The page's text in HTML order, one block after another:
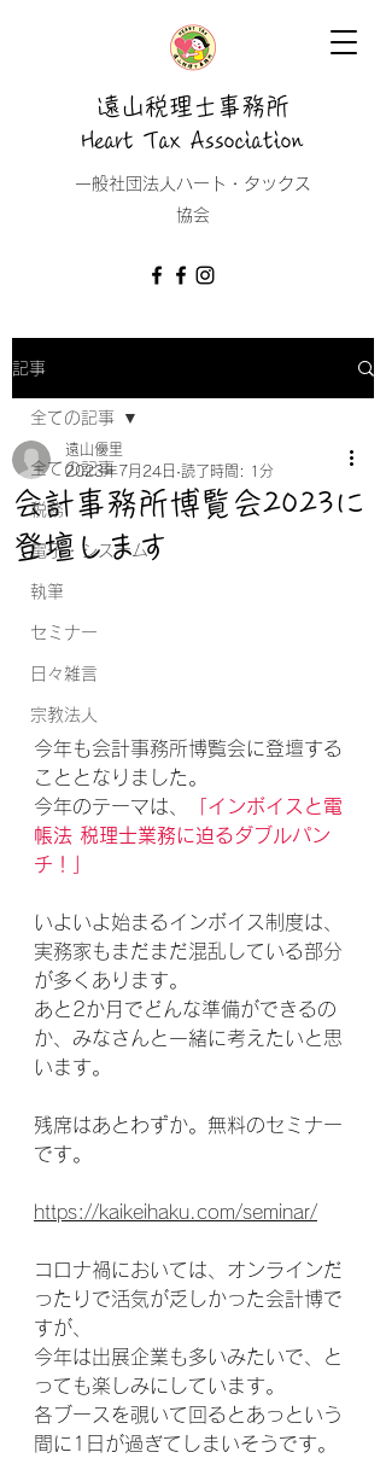
遠山税理士事務所
Heart Tax Association
​一般社団法人ハート・タックス
協会
記事
全ての記事
税務
電子・システム
執筆
セミナー
日々雑言
宗教法人
全ての記事
会計事務所博覧会2023に
登壇します
遠山優里
2023年7月24日 読了時間: 1分
今年も会計事務所博覧会に登壇する
こととなりました。
今年のテーマは、
「インボイスと電
帳法 税理士業務に迫るダブルパン
チ！」
いよいよ始まるインボイス制度は、
実務家もまだまだ混乱している部分
が多くあります。
あと2か月でどんな準備ができるの
か、みなさんと一緒に考えたいと思
います。
残席はあとわずか。無料のセミナー
です。
https://kaikeihaku.com/seminar/
コロナ禍においては、オンラインだ
ったりで活気が乏しかった会計博で
すが、
今年は出展企業も多いみたいで、と
っても楽しみにしています。
各ブースを覗いて回るとあっという
間に1日が過ぎてしまいそうです。